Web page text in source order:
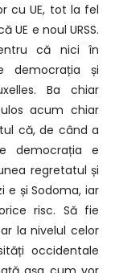
cu UE, tot la fel
UE e noul URSS.
că nici în
democrația și
Ba chiar
acum chiar
că, de când a
democrația e
regretatul și
e și Sodoma, iar
risc. Să fie
la nivelul celor
occidentale